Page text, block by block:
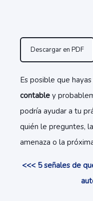
Descargar en PDF
Es posible que
contable y
podría ayudar a tu
quién le preguntes,
amenaza o la
<<< 5 señales de